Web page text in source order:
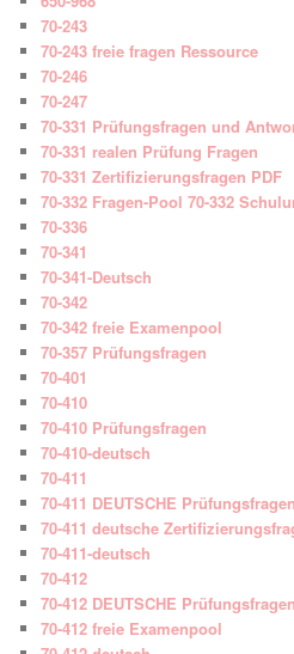
70-243
70-243 freie fragen Ressource
70-246
70-247
70-331 Prüfungsfragen und
70-331 realen Prüfung Fragen
70-331 Zertifizierungsfragen PDF
70-332 Fragen-Pool 70-332
70-336
70-341
70-341-Deutsch
70-342
70-342 freie Examenpool
70-357 Prüfungsfragen
70-401
70-410
70-410 Prüfungsfragen
70-410-deutsch
70-411
70-411 DEUTSCHE
70-411 deutsche
70-411-deutsch
70-412
70-412 DEUTSCHE
70-412 freie Examenpool